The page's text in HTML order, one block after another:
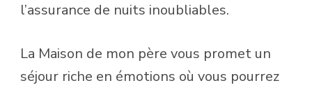
l’assurance de nuits inoubliables.
La Maison de mon père vous promet un
séjour riche en émotions où vous pourrez